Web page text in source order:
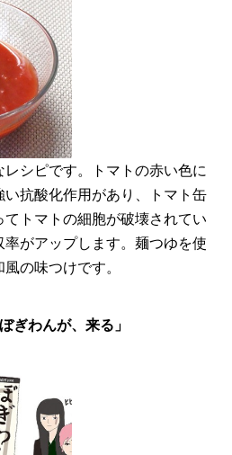
レシピです。トマトの赤い色に
抗酸化作用があり、トマト缶
トマトの細胞が破壊されてい
がアップします。麺つゆを使
の味つけです。
ぎわんが、来る」